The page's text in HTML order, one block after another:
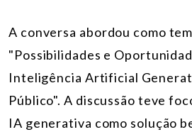
A conversa abordou como
"Possibilidades e
Inteligência Artificial
Público". A discussão teve
IA generativa como solução